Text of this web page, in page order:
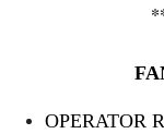
OPERATOR